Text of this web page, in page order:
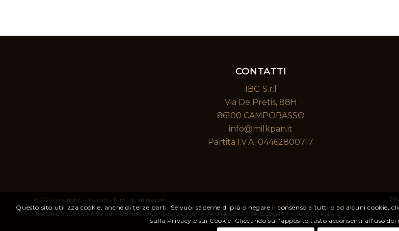
CONTATTI
IBG S.r.l
Via De Pretis, 88H
86100 CAMPOBASSO
info@milkpan.it
Partita I.V.A. 04462800717
© 2026 Copyright - Milkpan - Tutti i diritti riservati
IBG S.R.L. Via A. De Pretis, num. 88/H 86100 Campobasso (CB) P.IVA 04462800717 Note Legali - Powered by Robarts
Questo sito utilizza cookie, anche di terze parti. Se vuoi saperne di più o negare il consenso a tutti o ad alcuni
sulla Privacy e sui Cookie. Cliccando sull'apposito tasto acconsenti all'uso